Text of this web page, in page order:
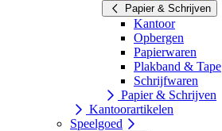
Papier & Schrijven
Kantoor
Opbergen
Papierwaren
Plakband & Tape
Schrijfwaren
Papier & Schrijven
Kantoorartikelen
Speelgoed